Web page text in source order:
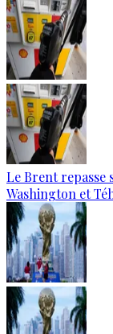
Le Brent repasse
Washington et